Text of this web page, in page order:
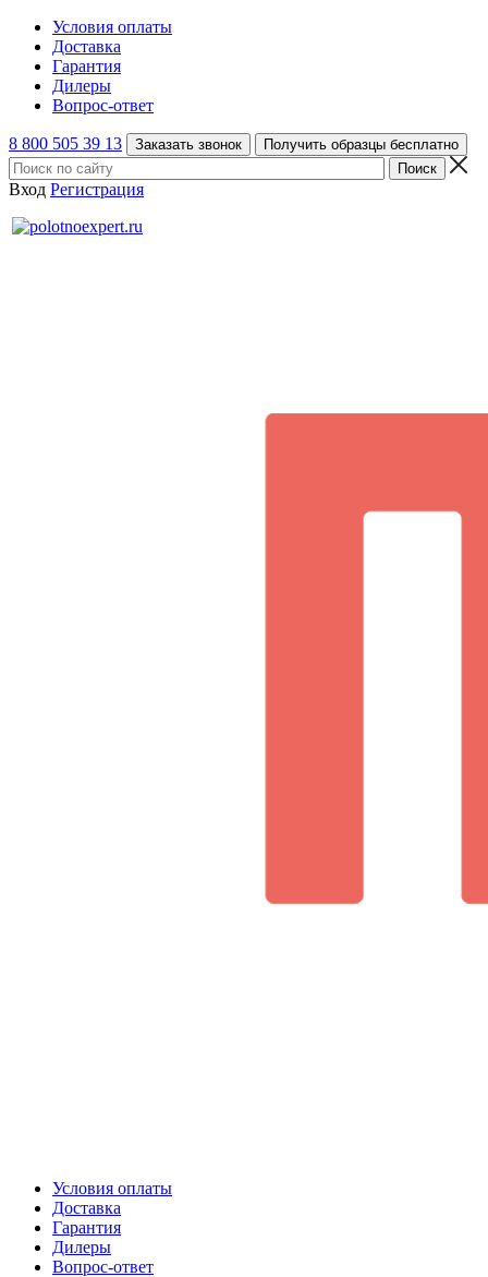
Условия оплаты
Доставка
Гарантия
Дилеры
Вопрос-ответ
8 800 505 39 13 Заказать звонок Получить образцы бесплатно
Вход Регистрация
Условия оплаты
Доставка
Гарантия
Дилеры
Вопрос-ответ